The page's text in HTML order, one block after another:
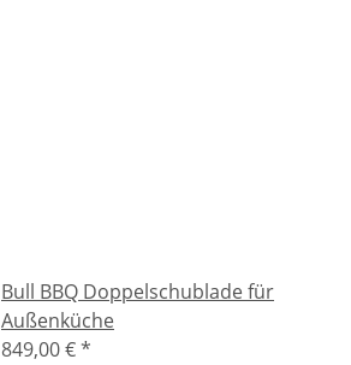
Bull BBQ Doppelschublade für
Außenküche
849,00 €*